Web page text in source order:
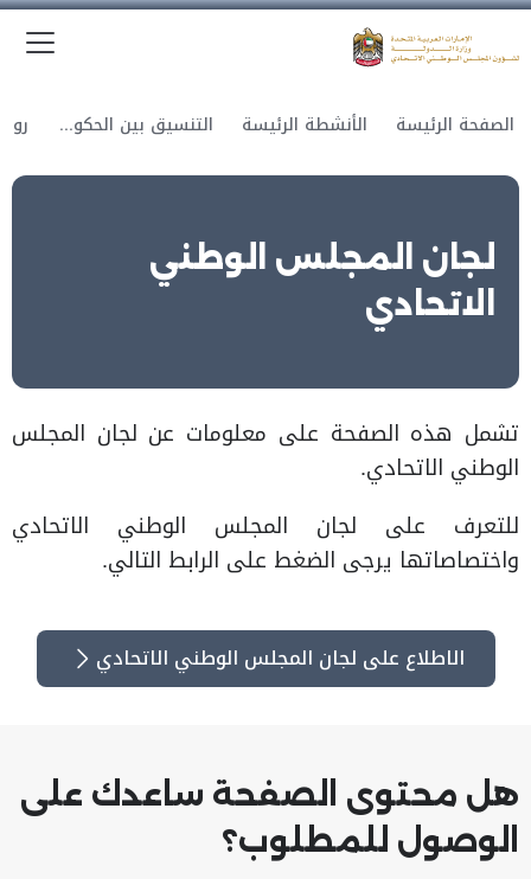
الصفحة الرئيسة الأنشطة الرئيسة التنسيق بين الحكومة والمجلس
لجان المجلس الوطني
الاتحادي
تشمل هذه الصفحة على معلومات عن لجان المجلس
الوطني الاتحادي.
للتعرف على لجان المجلس الوطني الاتحادي
واختصاصاتها يرجى الضغط على الرابط التالي.
الاطلاع على لجان المجلس الوطني الاتحادي
هل محتوى الصفحة ساعدك على
الوصول للمطلوب؟